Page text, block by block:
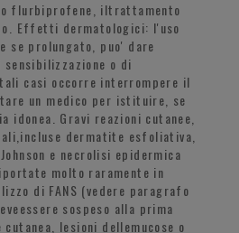
flurbiprofene, iltrattamento
Effetti dermatologici: l'uso
se prolungato, puo' dare
o di
casi occorre interrompere il
un medico per istituire, se
idonea. Gravi reazioni cutanee,
dermatite esfoliativa,
e necrolisi epidermica
molto raramente in
di FANS (vedere paragrafo
sospeso alla prima
lesioni dellemucose o